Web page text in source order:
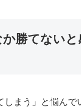
勝てないと
しまう」と悩んで